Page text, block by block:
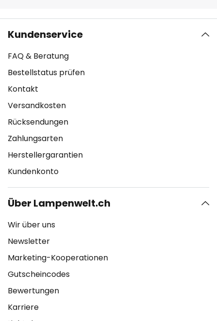
Kundenservice
FAQ & Beratung
Bestellstatus prüfen
Kontakt
Versandkosten
Rücksendungen
Zahlungsarten
Herstellergarantien
Kundenkonto
Über Lampenwelt.ch
Wir über uns
Newsletter
Marketing-Kooperationen
Gutscheincodes
Bewertungen
Karriere